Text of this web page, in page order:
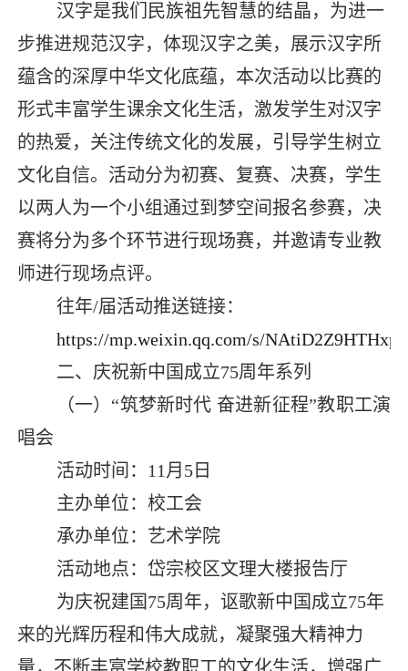
汉字是我们民族祖先智慧的结晶，为进一
步推进规范汉字，体现汉字之美，展示汉字所
蕴含的深厚中华文化底蕴，本次活动以比赛的
形式丰富学生课余文化生活，激发学生对汉字
的热爱，关注传统文化的发展，引导学生树立
文化自信。活动分为初赛、复赛、决赛，学生
以两人为一个小组通过到梦空间报名参赛，决
赛将分为多个环节进行现场赛，并邀请专业教
师进行现场点评。
往年/届活动推送链接：
https://mp.weixin.qq.com/s/
二、庆祝新中国成立75周年系列
（一）“筑梦新时代 奋进新征程”教职工演
唱会
活动时间： 11 月 5日
主办单位：校工会
承办单位：艺术学院
活动地点：岱宗校区文理大楼报告厅
为庆祝建国 75周年，讴歌新中国成立75年
来的光辉历程和伟大成就，凝聚强大精神力